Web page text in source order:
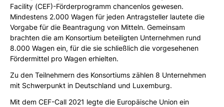
Facility (CEF)-Förderprogramm chancenlos gewesen.
Mindestens 2.000 Wagen für jeden Antragsteller lautete die
Vorgabe für die Beantragung von Mitteln. Gemeinsam
brachten die am Konsortium beteiligten Unternehmen rund
8.000 Wagen ein, für die sie schließlich die vorgesehenen
Fördermittel pro Wagen erhielten.
Zu den Teilnehmern des Konsortiums zählen 8 Unternehmen
mit Schwerpunkt in Deutschland und Luxemburg.
Mit dem CEF-Call 2021 legte die Europäische Union ein